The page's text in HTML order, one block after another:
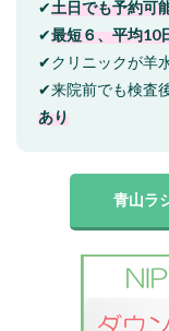
✔土日でも予約可
✔最短６、平均10
✔クリニックが羊
✔来院前でも検査
あり
青山ラ